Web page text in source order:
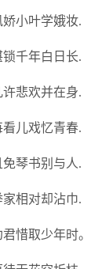
小叶学娥妆.
千年白日长.
悲欢并在身.
儿戏忆青春.
琴书别与人.
相对却沾巾.
惜取少年时。